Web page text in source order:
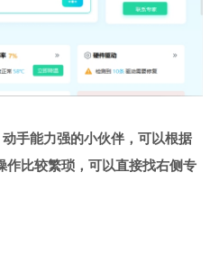
手能力强的小伙伴，可以根据
作比较繁琐，可以直接找右侧专